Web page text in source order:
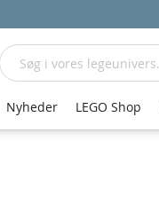
Søg
Nyheder LEGO Shop